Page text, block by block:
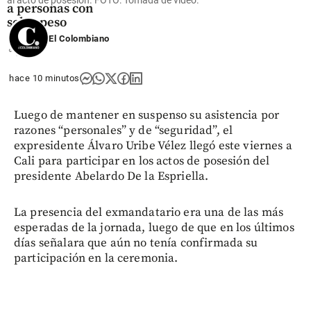
a personas con
sobrepeso
share
El Colombiano
hace 10 minutos
Luego de mantener en suspenso su asistencia por
razones “personales” y de “seguridad”, el
expresidente Álvaro Uribe Vélez llegó este viernes a
Cali para participar en los actos de posesión del
presidente Abelardo De la Espriella.
La presencia del exmandatario era una de las más
esperadas de la jornada, luego de que en los últimos
días señalara que aún no tenía confirmada su
participación en la ceremonia.